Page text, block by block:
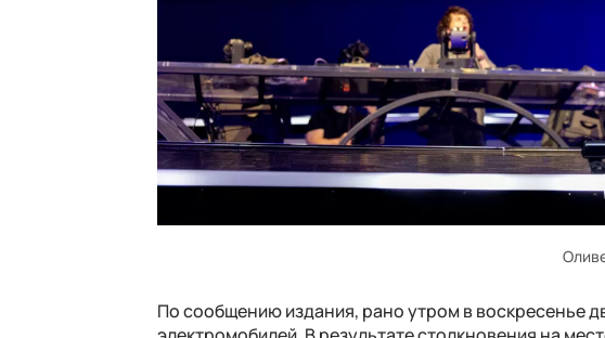
По сообщению издания, рано утром в воскресенье